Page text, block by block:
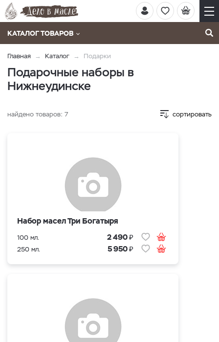
КАТАЛОГ ТОВАРОВ
Главная Каталог Подарки
Подарочные наборы в
Нижнеудинске
найдено товаров: 7 сортировать
Набор масел Три Богатыря
100 мл. 2 490₽
250 мл. 5 950₽